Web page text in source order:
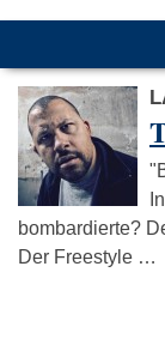
bombardierte?
Der Freestyle …